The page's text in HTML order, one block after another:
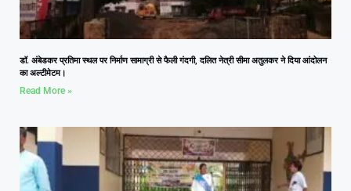
डॉ. अंबेडकर प्रतिमा स्थल पर निर्माण सामाग्री से फैली गंदगी, दलित नेत्री सीमा अतुलकर ने दिया आंदोलन
का अल्टीमेटम।
Read More »